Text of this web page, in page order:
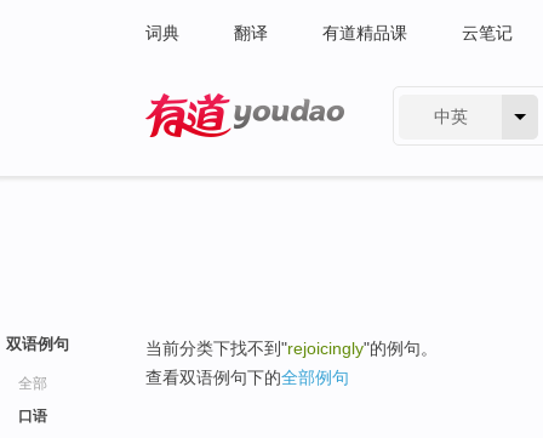
词典 翻译 有道精品课 云笔记
中英
双语例句
全部
口语
当前分类下找不到"rejoicingly"的例句。
查看双语例句下的全部例句